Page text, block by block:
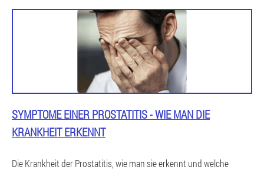
SYMPTOME EINER PROSTATITIS - WIE MAN DIE
KRANKHEIT ERKENNT
Die Krankheit der Prostatitis, wie man sie erkennt und welche